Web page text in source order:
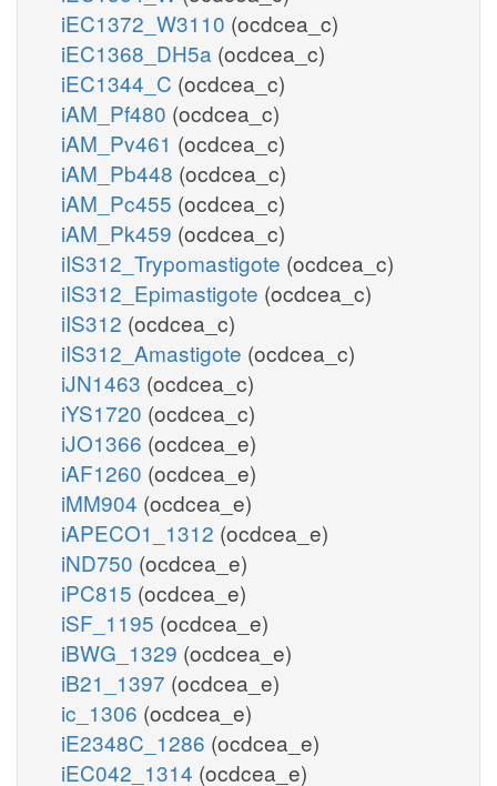
iEC1372_W3110 (ocdcea_c)
iEC1368_DH5a (ocdcea_c)
iEC1344_C (ocdcea_c)
iAM_Pf480 (ocdcea_c)
iAM_Pv461 (ocdcea_c)
iAM_Pb448 (ocdcea_c)
iAM_Pc455 (ocdcea_c)
iAM_Pk459 (ocdcea_c)
iIS312_Trypomastigote (ocdcea_c)
iIS312_Epimastigote (ocdcea_c)
iIS312 (ocdcea_c)
iIS312_Amastigote (ocdcea_c)
iJN1463 (ocdcea_c)
iYS1720 (ocdcea_c)
iJO1366 (ocdcea_e)
iAF1260 (ocdcea_e)
iMM904 (ocdcea_e)
iAPECO1_1312 (ocdcea_e)
iND750 (ocdcea_e)
iPC815 (ocdcea_e)
iSF_1195 (ocdcea_e)
iBWG_1329 (ocdcea_e)
iB21_1397 (ocdcea_e)
ic_1306 (ocdcea_e)
iE2348C_1286 (ocdcea_e)
iEC042_1314 (ocdcea_e)